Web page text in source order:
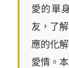
愛的單
友，了
應的化
愛情。